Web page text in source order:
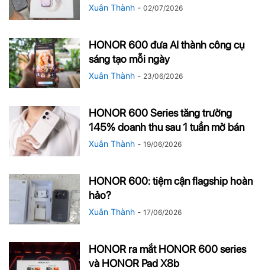
Xuân Thành - 02/07/2026
HONOR 600 đưa AI thành công cụ
sáng tạo mỗi ngày
Xuân Thành - 23/06/2026
HONOR 600 Series tăng trưởng
145% doanh thu sau 1 tuần mở bán
Xuân Thành - 19/06/2026
HONOR 600: tiệm cận flagship hoàn
hảo?
Xuân Thành - 17/06/2026
HONOR ra mắt HONOR 600 series
và HONOR Pad X8b